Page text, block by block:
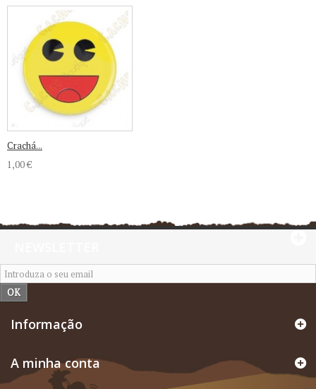
Crachá...
1,00 €
OK
Informação
A minha conta